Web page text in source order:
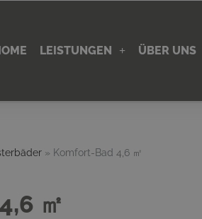
LEISTUNGEN ÜBER UNS
» Komfort-Bad 4,6 ㎡
㎡